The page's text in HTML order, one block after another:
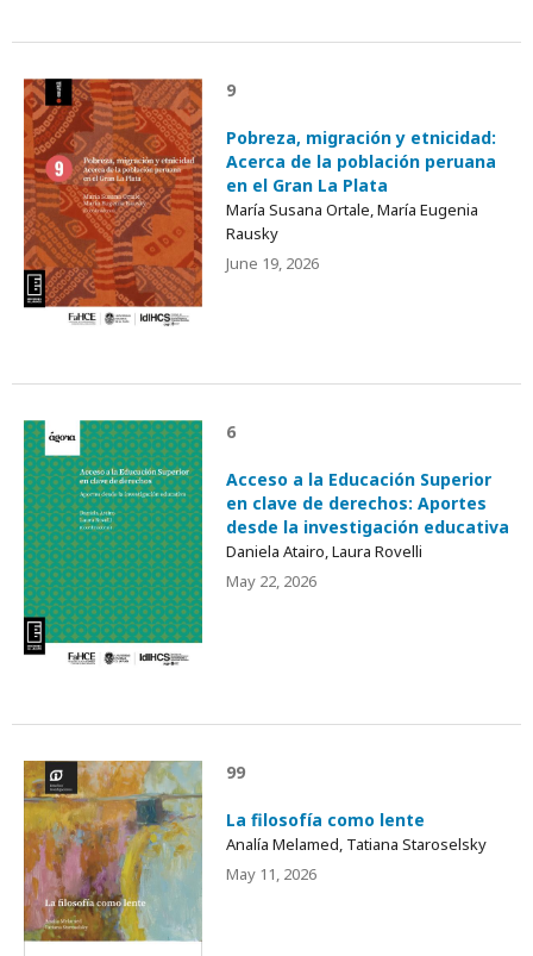
9
Pobreza, migración y etnicidad:
Acerca de la población peruana
en el Gran La Plata
María Susana Ortale, María Eugenia
Rausky
June 19, 2026
6
Acceso a la Educación Superior
en clave de derechos: Aportes
desde la investigación educativa
Daniela Atairo, Laura Rovelli
May 22, 2026
99
La filosofía como lente
Analía Melamed, Tatiana Staroselsky
May 11, 2026